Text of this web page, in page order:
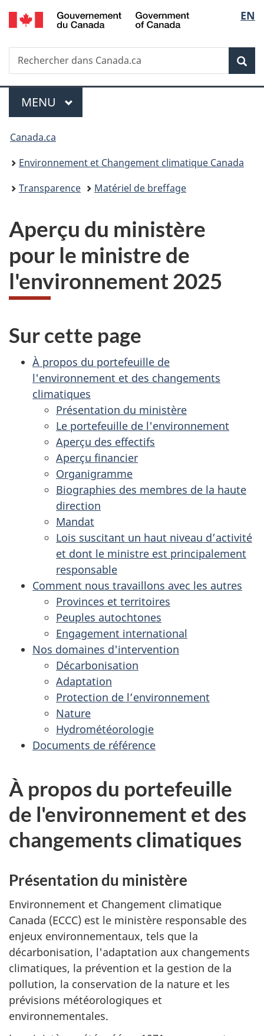
Passer
au
principal
Passer
à
Au
du
Passer
à
version
simplifiée
de
la
EN
Recherche
Rechercher
dans
Menu
MENU PRINCIPAL
Vous
êtes
ici :
Canada.ca
Environnement et Changement climatique Canada
Transparence
Matériel de breffage
Aperçu du ministère
pour le ministre de
l'environnement 2025
Sur cette page
À propos du portefeuille de
l'environnement et des changements
climatiques
Présentation du ministère
Le portefeuille de l'environnement
Aperçu des effectifs
Aperçu financier
Organigramme
Biographies des membres de la haute
direction
Mandat
Lois suscitant un haut niveau d’activité
et dont le ministre est principalement
responsable
Comment nous travaillons avec les autres
Provinces et territoires
Peuples autochtones
Engagement international
Nos domaines d'intervention
Décarbonisation
Adaptation
Protection de l’environnement
Nature
Hydrométéorologie
Documents de référence
À propos du portefeuille
de l'environnement et des
changements climatiques
Présentation du ministère
Environnement et Changement climatique
Canada (ECCC) est le ministère responsable des
enjeux environnementaux, tels que la
décarbonisation, l'adaptation aux changements
climatiques, la prévention et la gestion de la
pollution, la conservation de la nature et les
prévisions météorologiques et
environnementales.